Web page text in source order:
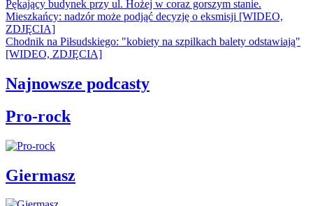
Pękający budynek przy ul. Hożej w coraz gorszym stanie.
Mieszkańcy: nadzór może podjąć decyzję o eksmisji [WIDEO,
ZDJĘCIA]
Chodnik na Piłsudskiego: "kobiety na szpilkach balety odstawiają"
[WIDEO, ZDJĘCIA]
Najnowsze podcasty
Pro-rock
Giermasz